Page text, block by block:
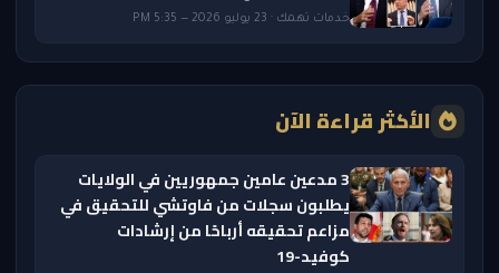
خدمات تهمك · 23 يوليو 2026 — 5:35 PM
الأكثر قراءة الآن
3 مدعين عامين جمهوريين في الولايات
يطلبون سجلات من فاوتشي للتحقيق في
مزاعم تحقيقه أرباحًا من إرشادات
كوفيد-19